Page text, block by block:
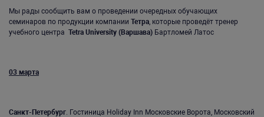
Мы рады сообщить вам о проведении очередных обучающих
семинаров по продукции компании Тетра, которые проведёт тренер
учебного центра Tetra University (Варшава) Бартломей Латос
03 марта
Санкт-Петербург. Гостиница Holiday Inn Московские Ворота, Московский